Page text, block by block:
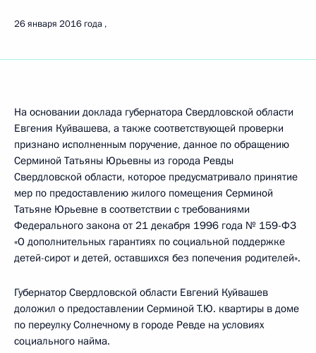
26 января 2016 года
На основании доклада губернатора Свердловской области
Евгения Куйвашева, а также соответствующей проверки
признано исполненным поручение, данное по обращению
Серминой Татьяны Юрьевны из города Ревды
Свердловской области, которое предусматривало принятие
мер по предоставлению жилого помещения Серминой
Татьяне Юрьевне в соответствии с требованиями
Федерального закона от 21 декабря 1996 года № 159-ФЗ
«О дополнительных гарантиях по социальной поддержке
детей-сирот и детей, оставшихся без попечения родителей».
Губернатор Свердловской области Евгений Куйвашев
доложил о предоставлении Серминой Т.Ю. квартиры в доме
по переулку Солнечному в городе Ревде на условиях
социального найма.